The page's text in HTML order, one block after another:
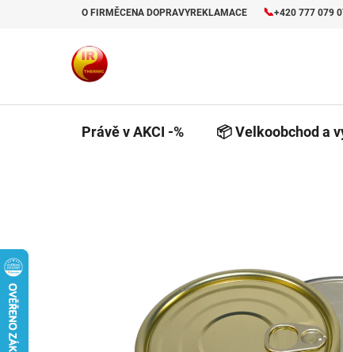
O FIRMĚCENA DOPRAVYREKLAMACE 📞+420 777 079
Právě v AKCI -% 📦 Velkoobchod a